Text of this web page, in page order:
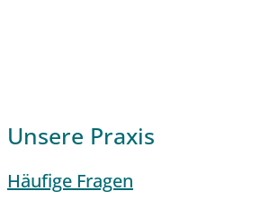
Unsere Praxis
Häufige Fragen